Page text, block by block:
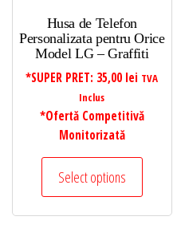
Husa de Telefon
Personalizata pentru Orice
Model LG – Graffiti
*SUPER PRET: 35,00 lei TVA
Inclus
*Ofertă Competitivă
Monitorizată
Select options